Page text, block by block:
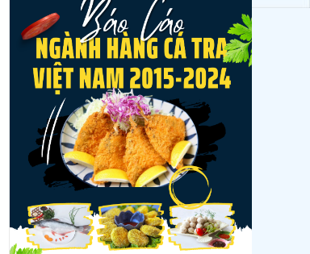
thị...
VASEP chào đón Công ty
Cổ phần Thương mại Sim
Ba gia nhập...
Nguồn cung giảm, giá cá
rô phi Trung Quốc tiếp tục
tăng
Nhập khẩu tôm của Mỹ
phục hồi trong tháng
5/2026
Trung Quốc tăng mạnh
nhập khẩu mực, trong khi